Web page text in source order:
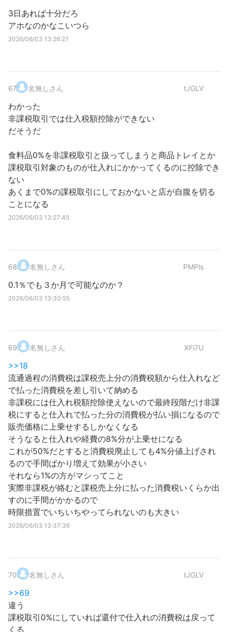
3日あれば十分だろ
アホなのかなこいつら
2026/06/03 13:26:27
67. 名無しさん tJGLV
わかった
非課税取引では仕入税額控除ができない
だそうだ
食料品0%を非課税取引と扱ってしまうと商品トレイとか
課税取引対象のものが仕入れにかかってくるのに控除でき
ない
あくまで0%の課税取引にしておかないと店が自腹を切る
ことになる
2026/06/03 13:27:45
68. 名無しさん PMPls
0.1％でも３か月で可能なのか？
2026/06/03 13:30:55
69. 名無しさん XFi7U
>>18
流通過程の消費税は課税売上分の消費税額から仕入れなど
で払った消費税を差し引いて納める
非課税には仕入れ税額控除使えないので最終段階だけ非課
税にすると仕入れで払った分の消費税が払い損になるので
販売価格に上乗せするしかなくなる
そうなると仕入れや経費の8%分が上乗せになる
これが50%だとすると消費税廃止しても4%分値上げされ
るので手間ばかり増えて効果が小さい
それなら1%の方がマシってこと
実際非課税が絡むと課税売上分に払った消費税いくらか出
すのに手間がかかるので
時限措置でいちいちやってられないのも大きい
2026/06/03 13:37:36
70. 名無しさん tJGLV
>>69
違う
課税取引0%にしていれば還付で仕入れの消費税は戻って
くる